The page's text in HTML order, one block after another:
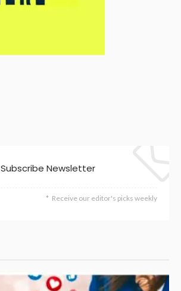
Subscribe Newsletter
Receive our editor's picks weekly